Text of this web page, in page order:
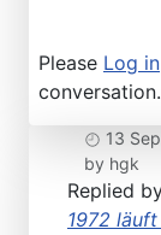
Please Log in
conversation.
13
by hgk
Replied
1972